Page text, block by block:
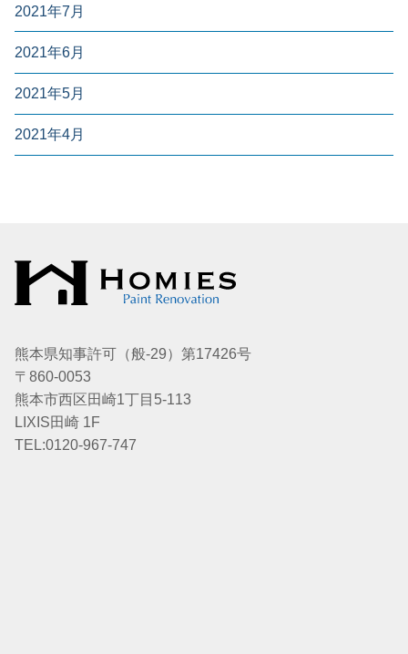
2021年7月
2021年6月
2021年5月
2021年4月
熊本県知事許可（般-29）第17426号
〒860-0053
熊本市西区田崎1丁目5-113
LIXIS田崎 1F
TEL:0120-967-747